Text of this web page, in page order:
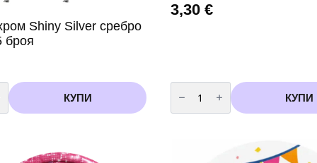
Shiny Silver сребро
броя
КУПИ
3,30 €
количество
за
Парти
Чинии
КУПИ